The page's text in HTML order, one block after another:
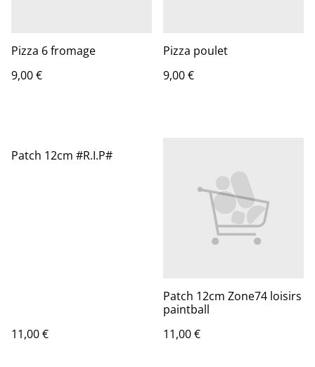
Pizza 6 fromage
9,00 €
Pizza poulet
9,00 €
Patch 12cm #R.I.P#
11,00 €
Patch 12cm Zone74 loisirs
paintball
11,00 €